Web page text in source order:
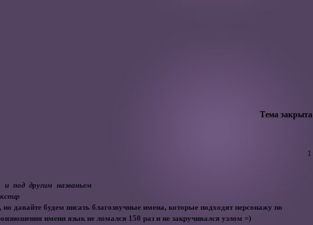
Тема закрыта
1
под другим названьем
давайте будем писать благозвучные имена, которые подходят персонажу по
имени язык не ломался 150 раз и не закручивался узлом =)